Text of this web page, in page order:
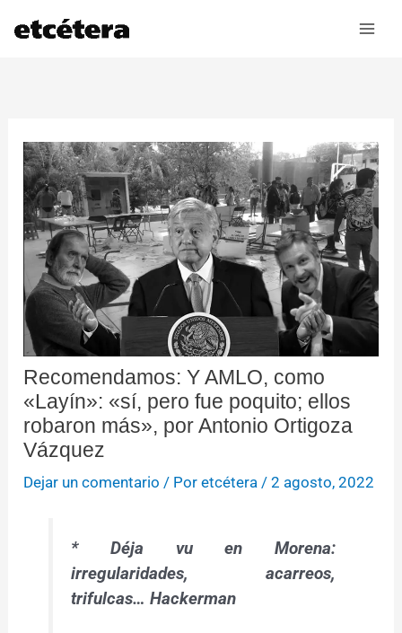
Recomendamos: Y AMLO, como
«Layín»: «sí, pero fue poquito; ellos
robaron más», por Antonio Ortigoza
Vázquez
Dejar un comentario / Poretcétera /2 agosto, 2022
* Déja vu en Morena:
irregularidades, acarreos,
trifulcas… Hackerman